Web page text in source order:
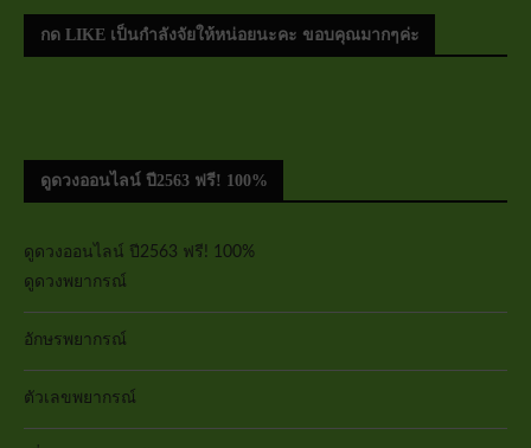
กด LIKE เป็นกำลังจัยให้หน่อยนะคะ ขอบคุณมากๆค่ะ
ดูดวงออนไลน์ ปี2563 ฟรี! 100%
ดูดวงออนไลน์ ปี2563 ฟรี! 100%
ดูดวงพยากรณ์
อักษรพยากรณ์
ตัวเลขพยากรณ์